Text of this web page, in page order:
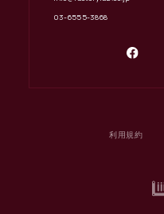
03-6555-3868
利用規約